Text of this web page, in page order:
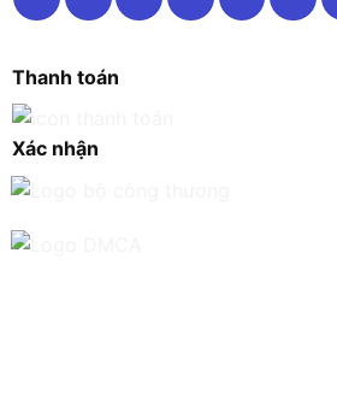
Thanh toán
Xác nhận